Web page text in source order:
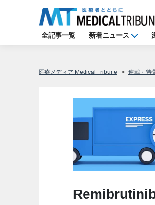
全記事一覧 新着ニュース
医療メディア Medical Tribune 連載・特